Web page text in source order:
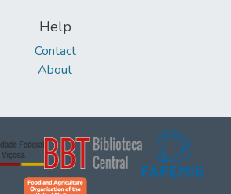
Help
Contact
About